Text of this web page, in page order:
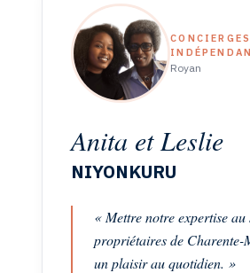
CONCIERGES
Royan
Anita et Leslie
NIYONKURU
« Mettre notre expertise au
propriétaires de Charente-
un plaisir au quotidien. »